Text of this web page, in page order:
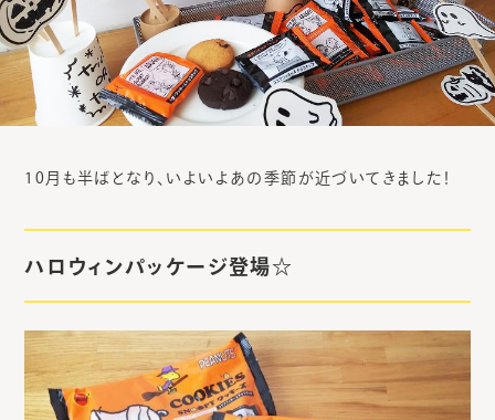
10月も半ばとなり、いよいよあの季節が近づいてきました！
ハロウィンパッケージ登場☆